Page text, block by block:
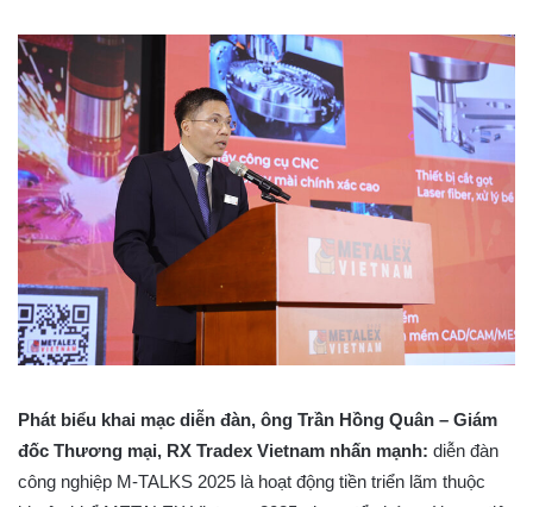
Phát biểu khai mạc diễn đàn, ông Trần Hồng Quân – Giám
đốc Thương mại, RX Tradex Vietnam nhấn mạnh: diễn đàn
công nghiệp M-TALKS 2025 là hoạt động tiền triển lãm thuộc